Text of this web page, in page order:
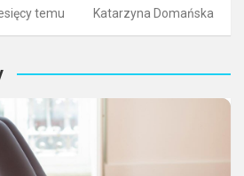
temu Katarzyna Domańska